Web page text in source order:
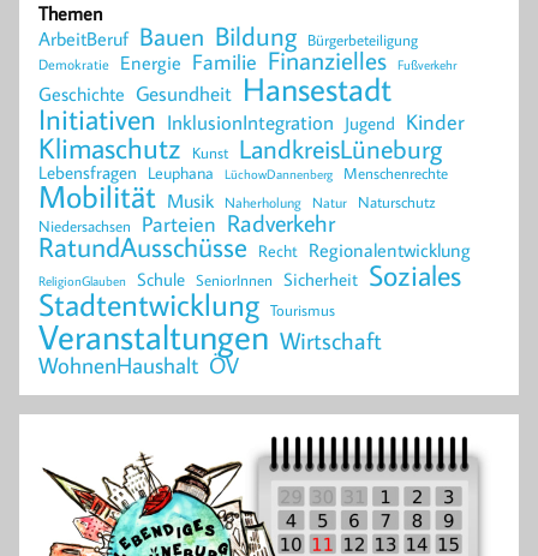
Themen
ArbeitBeruf Bauen Bildung Bürgerbeteiligung
Demokratie Energie Familie Finanzielles Fußverkehr
Geschichte Gesundheit Hansestadt
Initiativen InklusionIntegration Jugend Kinder
Klimaschutz Kunst LandkreisLüneburg
Lebensfragen Leuphana LüchowDannenberg Menschenrechte
Mobilität Musik Naherholung Natur Naturschutz
Niedersachsen Parteien Radverkehr
RatundAusschüsse Recht Regionalentwicklung
ReligionGlauben Schule SeniorInnen Sicherheit Soziales
Stadtentwicklung Tourismus
Veranstaltungen Wirtschaft
WohnenHaushalt ÖV